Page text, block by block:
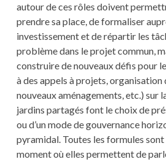
autour de ces rôles doivent
prendre sa place, de formaliser
investissement et de répartir les
problème dans le projet commun,
construire de nouveaux défis pour
à des appels à projets, organisation
nouveaux aménagements, etc.) sur
jardins partagés font le choix de
ou d’un mode de gouvernance
pyramidal. Toutes les formules
moment où elles permettent de